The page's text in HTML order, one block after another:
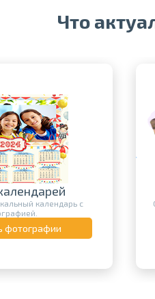
Что
календарь с
фотографии